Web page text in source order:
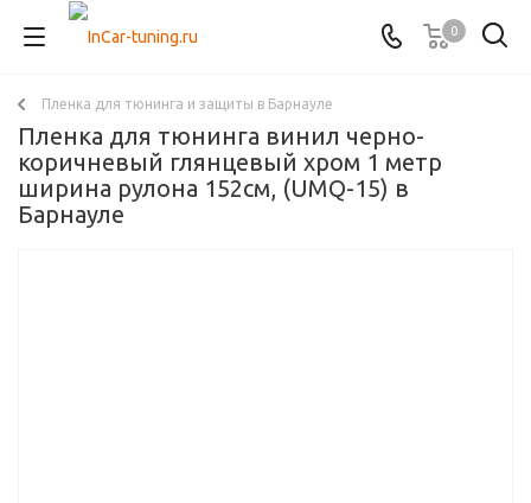
0
Пленка для тюнинга и защиты в Барнауле
Пленка для тюнинга винил черно-
коричневый глянцевый хром 1 метр
ширина рулона 152см, (UMQ-15) в
Барнауле